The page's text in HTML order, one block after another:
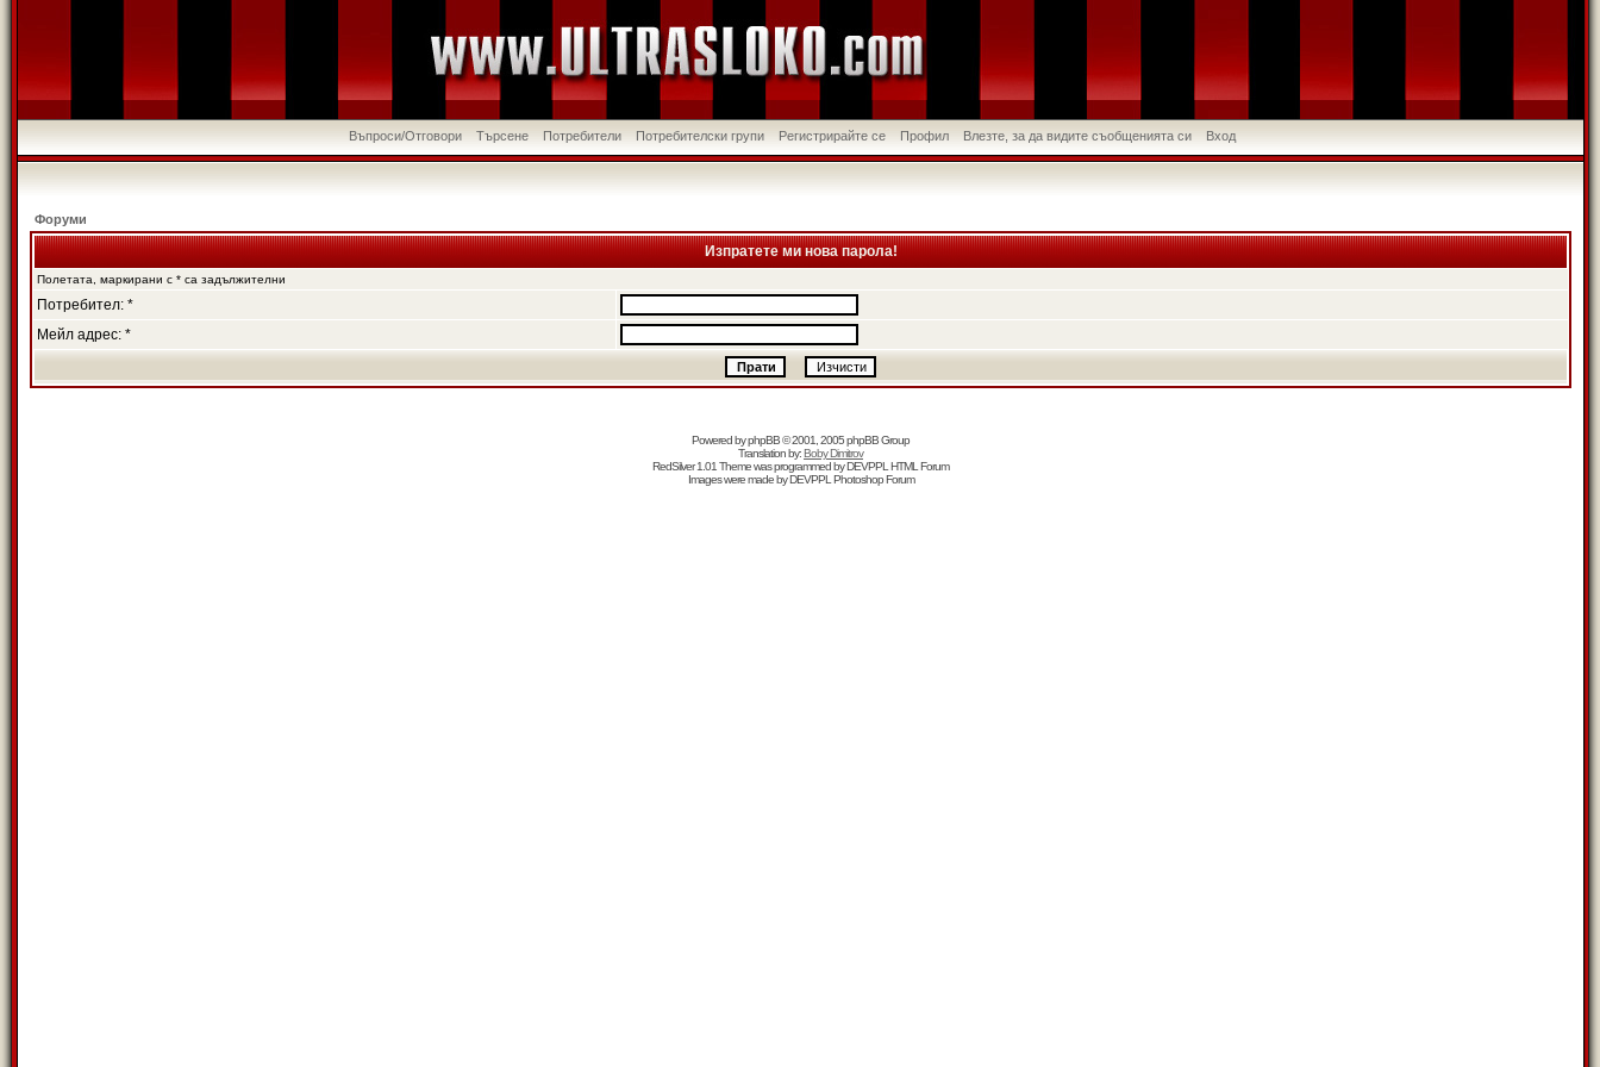
Въпроси/Отговори Търсене Потребители Потребителски групи Регистрирайте се Профил Влезте, за да видите съобщенията си Вход
Форуми
Изпратете ми нова парола!
Полетата, маркирани с * са задължителни
Потребител: *
Мейл адрес: *
Powered byphpBB© 2001, 2005 phpBB Group
Translation by:Boby Dimitrov
RedSilver 1.01 Theme was programmed byDEVPPL HTML Forum
Images were made byDEVPPL Photoshop Forum